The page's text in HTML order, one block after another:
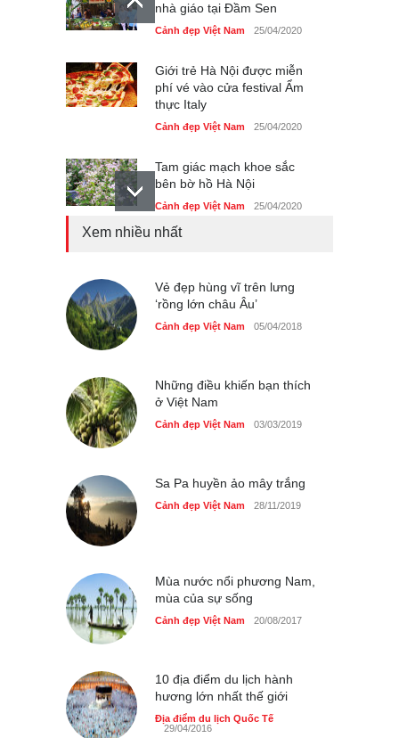
nhà giáo tại Đầm Sen
Cảnh đẹp Việt Nam 25/04/2020
Giới trẻ Hà Nội được miễn
phí vé vào cửa festival Ẩm
thực Italy
Cảnh đẹp Việt Nam 25/04/2020
Tam giác mạch khoe sắc
bên bờ hồ Hà Nội
Cảnh đẹp Việt Nam 25/04/2020
Cảnh đẹp Việt Nam 24/04/2020
Những món ăn đồng quê
Xem nhiều nhất
Vẻ đẹp hùng vĩ trên lưng
‘rồng lớn châu Âu’
Cảnh đẹp Việt Nam 05/04/2018
Những điều khiến bạn thích
ở Việt Nam
Cảnh đẹp Việt Nam 03/03/2019
Sa Pa huyền ảo mây trắng
Cảnh đẹp Việt Nam 28/11/2019
Mùa nước nổi phương Nam,
mùa của sự sống
Cảnh đẹp Việt Nam 20/08/2017
10 địa điểm du lịch hành
hương lớn nhất thế giới
Địa điểm du lịch Quốc Tế
29/04/2016